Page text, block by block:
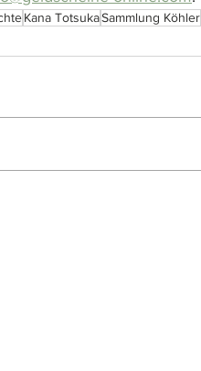
Kana TotsukaSammlung Köhler